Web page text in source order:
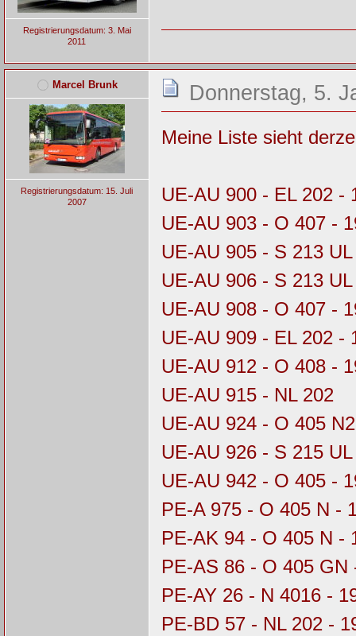
Registrierungsdatum: 3. Mai
2011
Marcel Brunk
Registrierungsdatum: 15. Juli
2007
Donnerstag, 5.
Meine Liste sieht
UE-AU 900 - EL 202 -
UE-AU 903 - O 407 -
UE-AU 905 - S 213
UE-AU 906 - S 213 UL
UE-AU 908 - O 407 -
UE-AU 909 - EL 202 -
UE-AU 912 - O 408 -
UE-AU 915 - NL 202
UE-AU 924 - O 405
UE-AU 926 - S 215 UL
UE-AU 942 - O 405 -
PE-A 975 - O 405 N -
PE-AK 94 - O 405 N -
PE-AS 86 - O 405 GN
PE-AY 26 - N 4016 -
PE-BD 57 - NL 202 -